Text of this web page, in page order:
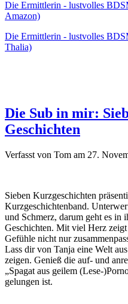
Die Ermittlerin - lustvolles
Amazon)
Die Ermittlerin - lustvolles
Thalia)
Die Sub in mir:
Geschichten
Verfasst von Tom am 27.
Sieben Kurzgeschichten
Kurzgeschichtenband.
und Schmerz, darum geht es in
Geschichten. Mit viel Herz
Gefühle nicht nur
Lass dir von Tanja eine Welt
zeigen. Genieß die auf- und
„Spagat aus geilem (Lese-
gelungen ist.